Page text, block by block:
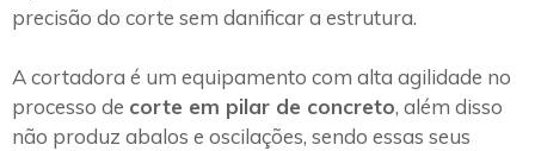
precisão do corte sem danificar a estrutura.
A cortadora é um equipamento com alta agilidade no
processo de corte em pilar de concreto, além disso
não produz abalos e oscilações, sendo essas seus